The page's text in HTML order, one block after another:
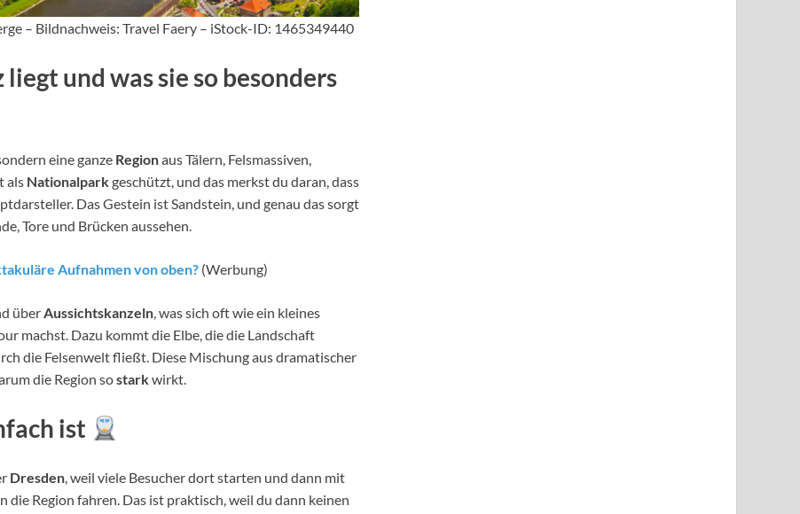
– Bildnachweis: Travel Faery – iStock-ID: 1465349440
und was sie so besonders
eine ganze Regionaus Tälern, Felsmassiven,
als Nationalparkgeschützt, und das merkst du daran, dass
Das Gestein ist Sandstein, und genau das sorgt
Tore und Brücken aussehen.
Aufnahmen von oben? (Werbung)
über Aussichtskanzeln , was sich oft wie ein kleines
machst. Dazu kommt die Elbe, die die Landschaft
die Felsenwelt fließt. Diese Mischung aus dramatischer
die Region sostarkwirkt.
ist
Dresden, weil viele Besucher dort starten und dann mit
die Region fahren. Das ist praktisch, weil du dann keinen